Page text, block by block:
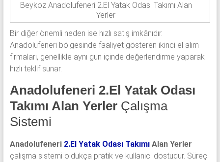
Beykoz Anadolufeneri 2.El Yatak Odası Takımı Alan
Yerler
Bir diğer önemli neden ise hızlı satış imkânıdır.
Anadolufeneri bölgesinde faaliyet gösteren ikinci el alım
firmaları, genellikle aynı gün içinde değerlendirme yaparak
hızlı teklif sunar.
Anadolufeneri 2.El Yatak Odası
Takımı Alan YerlerÇalışma
Sistemi
Anadolufeneri 2.El Yatak Odası TakımıAlan Yerler
çalışma sistemi oldukça pratik ve kullanıcı dostudur. Süreç